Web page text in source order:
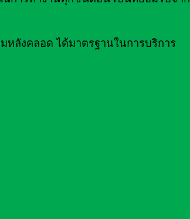
หลังคลอด ได้มาตรฐานในการบริการ